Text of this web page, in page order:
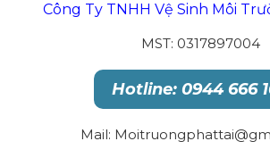
Công Ty TNHH Vệ Sinh Môi
MST: 0317897004
Hotline: 0944 666
Mail: